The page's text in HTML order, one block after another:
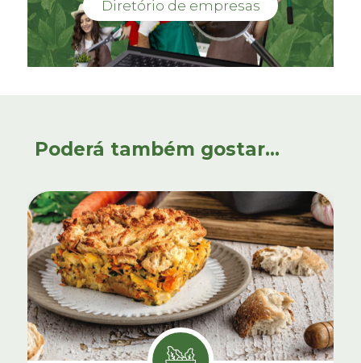
Diretório de empresas
Poderá também gostar...